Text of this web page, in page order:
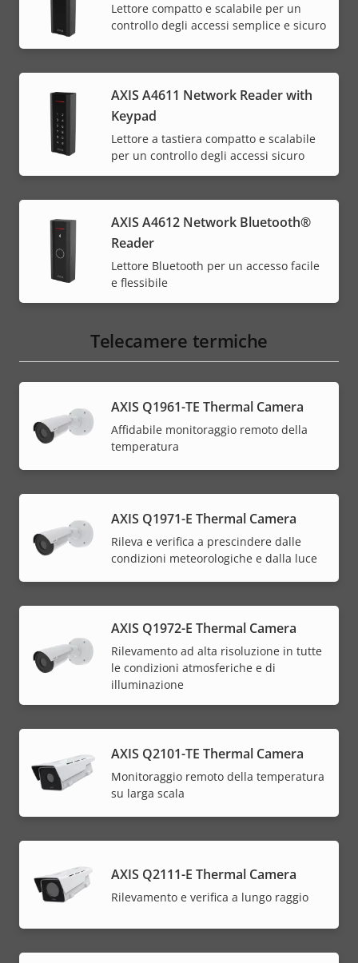
Lettore compatto e scalabile per un
controllo degli accessi semplice e sicuro
AXIS A4611 Network Reader with
Keypad
Lettore a tastiera compatto e scalabile
per un controllo degli accessi sicuro
AXIS A4612 Network Bluetooth®
Reader
Lettore Bluetooth per un accesso facile
e flessibile
Telecamere termiche
AXIS Q1961-TE Thermal Camera
Affidabile monitoraggio remoto della
temperatura
AXIS Q1971-E Thermal Camera
Rileva e verifica a prescindere dalle
condizioni meteorologiche e dalla luce
AXIS Q1972-E Thermal Camera
Rilevamento ad alta risoluzione in tutte
le condizioni atmosferiche e di
illuminazione
AXIS Q2101-TE Thermal Camera
Monitoraggio remoto della temperatura
su larga scala
AXIS Q2111-E Thermal Camera
Rilevamento e verifica a lungo raggio